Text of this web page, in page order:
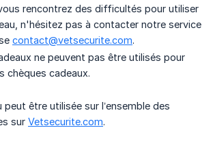
rencontrez des difficultés pour utiliser
n'hésitez pas à contacter notre service
contact@vetsecurite.com.
ne peuvent pas être utilisés pour
chèques cadeaux.
être utilisée sur l’ensemble des
sur Vetsecurite.com.